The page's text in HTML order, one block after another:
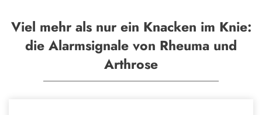
Viel mehr als nur ein Knacken im Knie:
die Alarmsignale von Rheuma und
Arthrose